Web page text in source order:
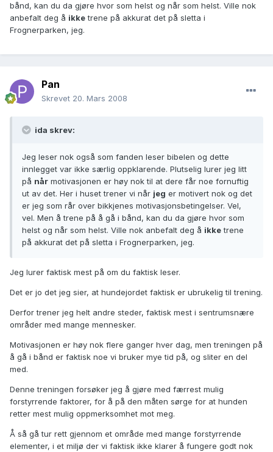
bånd, kan du da gjøre hvor som helst og når som helst. Ville nok
anbefalt deg å ikketrene på akkurat det på sletta i
Frognerparken, jeg.
Pan
Skrevet 20. Mars 2008
ida skrev:
Jeg leser nok også som fanden leser bibelen og dette
innlegget var ikke særlig oppklarende. Plutselig lurer jeg litt
på når motivasjonen er høy nok til at dere får noe fornuftig
ut av det. Her i huset trener vi når jeg er motivert nok og det
er jeg som rår over bikkjenes motivasjonsbetingelser. Vel,
vel. Men å trene på å gå i bånd, kan du da gjøre hvor som
helst og når som helst. Ville nok anbefalt deg å ikketrene
på akkurat det på sletta i Frognerparken, jeg.
Jeg lurer faktisk mest på om du faktisk leser.
Det er jo det jeg sier, at hundejordet faktisk er ubrukelig til trening.
Derfor trener jeg helt andre steder, faktisk mest i sentrumsnære
områder med mange mennesker.
Motivasjonen er høy nok flere ganger hver dag, men treningen på
å gå i bånd er faktisk noe vi bruker mye tid på, og sliter en del
med.
Denne treningen forsøker jeg å gjøre med færrest mulig
forstyrrende faktorer, for å på den måten sørge for at hunden
retter mest mulig oppmerksomhet mot meg.
Å så gå tur rett gjennom et område med mange forstyrrende
elementer, i et miljø der vi faktisk ikke klarer å fungere godt nok